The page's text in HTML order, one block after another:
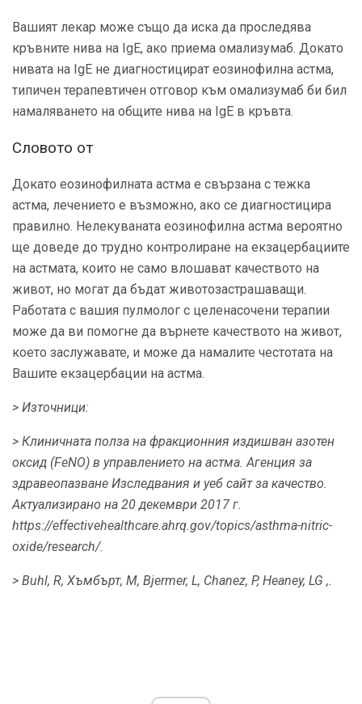
Вашият лекар може също да иска да проследява
кръвните нива на IgE, ако приема омализумаб. Докато
нивата на IgE не диагностицират еозинофилна астма,
типичен терапевтичен отговор към омализумаб би бил
намаляването на общите нива на IgE в кръвта.
Словото от
Докато еозинофилната астма е свързана с тежка
астма, лечението е възможно, ако се диагностицира
правилно. Нелекуваната еозинофилна астма вероятно
ще доведе до трудно контролиране на екзацербациите
на астмата, които не само влошават качеството на
живот, но могат да бъдат животозастрашаващи.
Работата с вашия пулмолог с целенасочени терапии
може да ви помогне да върнете качеството на живот,
което заслужавате, и може да намалите честотата на
Вашите екзацербации на астма.
> Източници:
> Клиничната полза на фракционния издишван азотен
оксид (FeNO) в управлението на астма. Агенция за
здравеопазване Изследвания и уеб сайт за качество.
Актуализирано на 20 декември 2017 г.
https://effectivehealthcare.ahrq.gov/topics/asthma-nitric-
oxide/research/.
> Buhl, R, Хъмбърт, М, Bjermer, L, Chanez, P, Heaney, LG ,.